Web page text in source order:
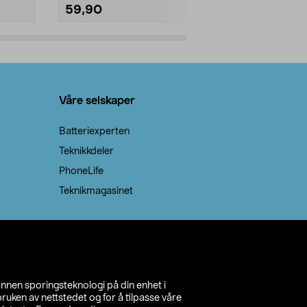
sporingsteknologi på din enhet i
av nettstedet og for å tilpasse våre
59,90
Våre selskaper
Batteriexperten
Teknikkdeler
PhoneLife
Teknikmagasinet